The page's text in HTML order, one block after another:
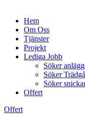
Hem
Om Oss
Tjänster
Projekt
Lediga Jobb
Söker
Söker
Söker
Offert
Offert